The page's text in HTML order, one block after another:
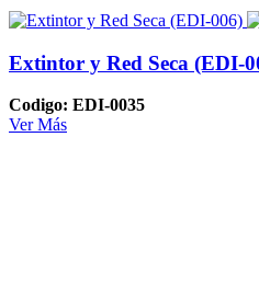
Extintor y Red Seca (EDI-
Codigo: EDI-0035
Ver Más